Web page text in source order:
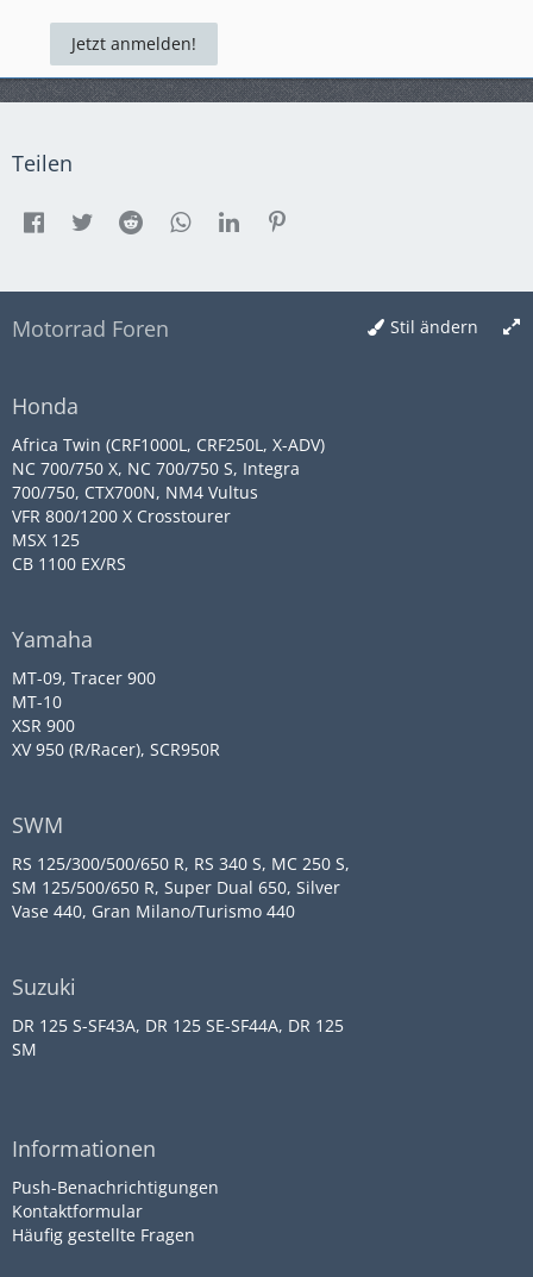
Jetzt anmelden!
Teilen
Stil ändern
Motorrad Foren
Honda
Africa Twin (CRF1000L, CRF250L, X-ADV)
NC 700/750 X, NC 700/750 S, Integra
700/750, CTX700N, NM4 Vultus
VFR 800/1200 X Crosstourer
MSX 125
CB 1100 EX/RS
Yamaha
MT-09, Tracer 900
MT-10
XSR 900
XV 950 (R/Racer), SCR950R
SWM
RS 125/300/500/650 R, RS 340 S, MC 250 S,
SM 125/500/650 R, Super Dual 650, Silver
Vase 440, Gran Milano/Turismo 440
Suzuki
DR 125 S-SF43A, DR 125 SE-SF44A, DR 125
SM
Informationen
Push-Benachrichtigungen
Kontaktformular
Häufig gestellte Fragen